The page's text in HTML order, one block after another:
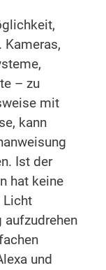
Kameras,
– zu
mit
kann
Ist der
hat keine
Licht
aufzudrehen
und